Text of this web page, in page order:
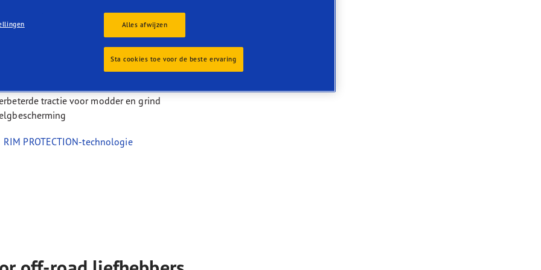
veelzijdige 4x4-band voor off-road liefhebbers
Uitstekende tractie in diepe modder en sneeuw
tractie voor modder en grind
RIM PROTECTION-technologie
Alles afwijzen
Sta cookies toe voor de beste ervaring